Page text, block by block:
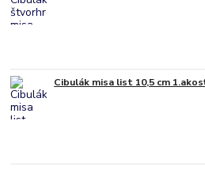
Cibulák misa list 10,5 cm